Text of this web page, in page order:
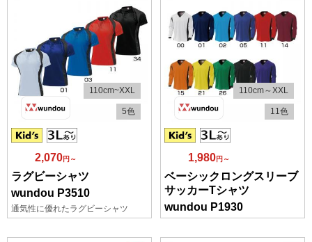
5色
110cm~XXL
2,070円～
ラグビーシャツ
wundou P3510
通気性に優れたラグビーシャツ
11色
110cm～XXL
1,980円～
ベーシックロングスリーブ
サッカーTシャツ
wundou P1930